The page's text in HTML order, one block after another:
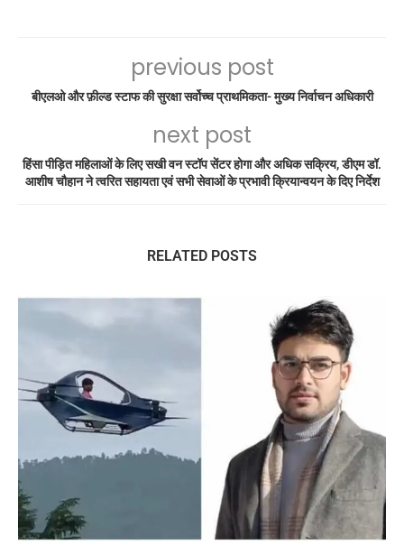
previous post
बीएलओ और फ़ील्ड स्टाफ की सुरक्षा सर्वोच्च प्राथमिकता- मुख्य निर्वाचन अधिकारी
next post
हिंसा पीड़ित महिलाओं के लिए सखी वन स्टॉप सेंटर होगा और अधिक सक्रिय, डीएम डॉ.
आशीष चौहान ने त्वरित सहायता एवं सभी सेवाओं के प्रभावी क्रियान्वयन के दिए निर्देश
RELATED POSTS